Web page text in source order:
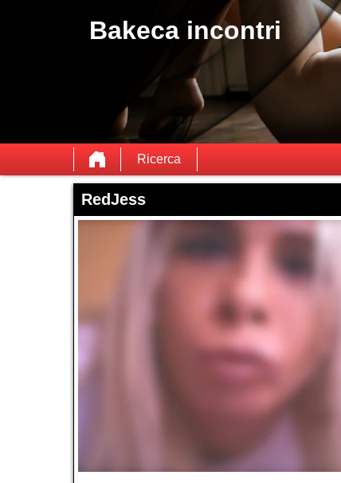
Bakeca incontri
Ricerca
RedJess